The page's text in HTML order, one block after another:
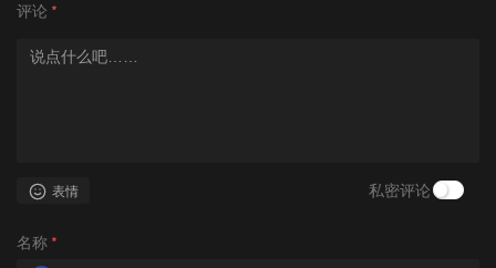
评论 *
表情 私密评论
名称 *